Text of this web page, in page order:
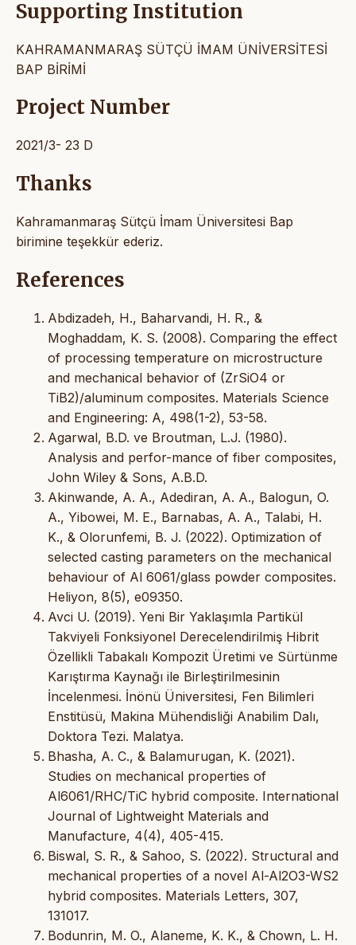
Supporting Institution
KAHRAMANMARAŞ SÜTÇÜ İMAM ÜNİVERSİTESİ
BAP BİRİMİ
Project Number
2021/3- 23 D
Thanks
Kahramanmaraş Sütçü İmam Üniversitesi Bap
birimine teşekkür ederiz.
References
Abdizadeh, H., Baharvandi, H. R., &
Moghaddam, K. S. (2008). Comparing the effect
of processing temperature on microstructure
and mechanical behavior of (ZrSiO4 or
TiB2)/aluminum composites. Materials Science
and Engineering: A, 498(1-2), 53-58.
Agarwal, B.D. ve Broutman, L.J. (1980).
Analysis and perfor-mance of fiber composites,
John Wiley & Sons, A.B.D.
Akinwande, A. A., Adediran, A. A., Balogun, O.
A., Yibowei, M. E., Barnabas, A. A., Talabi, H.
K., & Olorunfemi, B. J. (2022). Optimization of
selected casting parameters on the mechanical
behaviour of Al 6061/glass powder composites.
Heliyon, 8(5), e09350.
Avci U. (2019). Yeni Bir Yaklaşımla Partikül
Takviyeli Fonksiyonel Derecelendirilmiş Hibrit
Özellikli Tabakalı Kompozit Üretimi ve Sürtünme
Karıştırma Kaynağı ile Birleştirilmesinin
İncelenmesi. İnönü Üniversitesi, Fen Bilimleri
Enstitüsü, Makina Mühendisliği Anabilim Dalı,
Doktora Tezi. Malatya.
Bhasha, A. C., & Balamurugan, K. (2021).
Studies on mechanical properties of
Al6061/RHC/TiC hybrid composite. International
Journal of Lightweight Materials and
Manufacture, 4(4), 405-415.
Biswal, S. R., & Sahoo, S. (2022). Structural and
mechanical properties of a novel Al-Al2O3-WS2
hybrid composites. Materials Letters, 307,
131017.
Bodunrin, M. O., Alaneme, K. K., & Chown, L. H.